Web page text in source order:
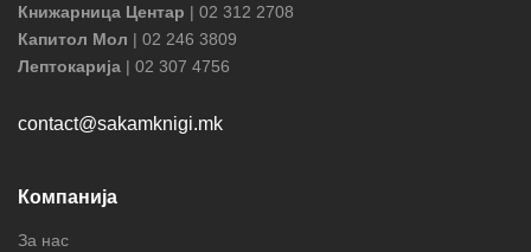
Книжарница Центар | 02 312 2708
Капитол Мол | 02 246 3809
Лептокарија | 02 307 4756
contact@sakamknigi.mk
Компанија
За нас